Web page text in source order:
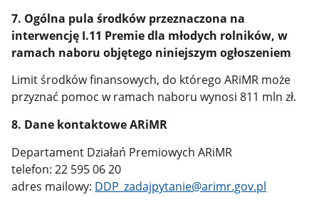
7. Ogólna pula środków przeznaczona na
interwencję I.11 Premie dla młodych rolników, w
ramach naboru objętego niniejszym ogłoszeniem
Limit środków finansowych, do którego ARiMR może
przyznać pomoc w ramach naboru wynosi 811 mln zł.
8. Dane kontaktowe ARiMR
Departament Działań Premiowych ARiMR
telefon: 22 595 06 20
adres mailowy: DDP_zadajpytanie@arimr.gov.pl